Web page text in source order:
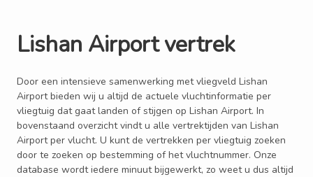
Lishan Airport vertrek
Door een intensieve samenwerking met vliegveld Lishan
Airport bieden wij u altijd de actuele vluchtinformatie per
vliegtuig dat gaat landen of stijgen op Lishan Airport. In
bovenstaand overzicht vindt u alle vertrektijden van Lishan
Airport per vlucht. U kunt de vertrekken per vliegtuig zoeken
door te zoeken op bestemming of het vluchtnummer. Onze
database wordt iedere minuut bijgewerkt, zo weet u dus altijd